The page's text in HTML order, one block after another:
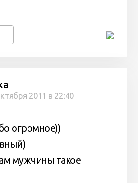
2011 в 22:40
огромное))
мужчины такое